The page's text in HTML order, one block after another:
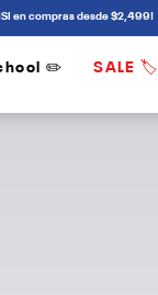
en compras desde $2,499!
✏️ SALE 🏷️